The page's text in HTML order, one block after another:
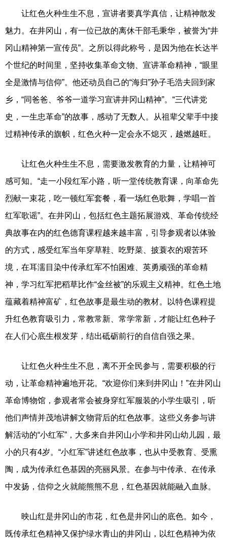
让红色火种生生不息，宣讲者要真学真信，让精神散发
魅力。在井冈山，有一位已故的离休干部毛秉华，被誉为“井
冈山精神第一宣传员”。之所以得此称号，是因为他在长达半
个世纪的时间里，坚持收集革命文物、宣讲革命精神，“眼里
全是激情与信仰”。他还动员自己的“海归”孙子毛浩夫回到家
乡，“同爸爸、爷爷一道学习宣讲井冈山精神”。“三代讲党
史，一生忠革命”的故事，感动了无数人。从祖辈父辈手中接
过精神传承的旗帜，红色火种一定会永不熄灭，越燃越旺。
让红色火种生生不息，需要激发教育的力量，让精神可
感可知。“走一小段红军小路，听一堂传统教育课，向革命先
烈献一束花，吃一顿红军套餐，看一场红色歌舞，学唱一首
红军歌谣”。在井冈山，包括红色主题拓展游戏、革命传统经
典故事在内的红色德育课程越来越丰富，引导参观者以体验
的方式，感受红军当年穿草鞋、吃野菜、披蓑衣的艰苦环
境，在耳濡目染中传承红军不怕困难、英勇顽强的革命精
神，学习红军把稻草比作“金丝被”的乐观主义精神。红色土地
蕴藏着精神富矿，红色故事是最生动的教材。以特色课程提
升红色教育吸引力，常教常新、常学常新，才能让红色种子
在人们心底生根发芽，结出砥砺前行的自信自强之果。
让红色火种生生不息，离不开全民参与，需要积极的行
动，让革命精神遍地开花。“欢迎你们来到井冈山！”在井冈山
革命博物馆，参观者常会被身穿红军服装的小学生吸引，听
他们声情并茂地讲解文物背后的红色故事。这些义务参与讲
解活动的“小红军”，大多来自井冈山小学和井冈山幼儿园，最
小的只有4岁。“小红军”讲述红色故事，也从中受教育、受熏
陶，成为传承红色基因的亮丽风景。在参与中传承、在传承
中发扬，信仰之火就能熊熊不息，红色基因就能融入血脉。
映山红是井冈山的市花，红色是井冈山的底色。如今，
既传承红色精神又保护绿水青山的井冈山，以红色精神为依